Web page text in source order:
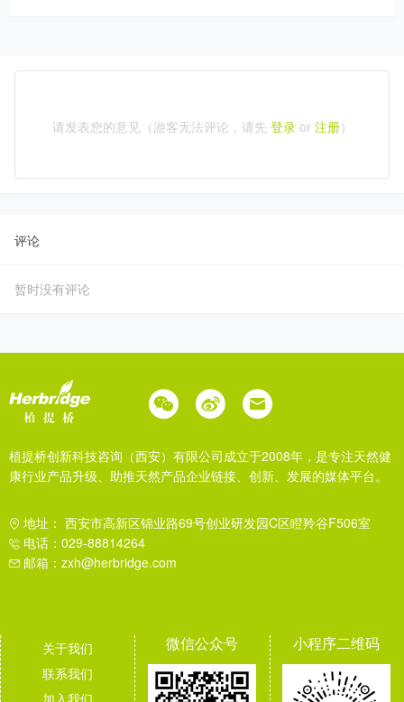
请发表您的意见（游客无法评论，请先 登录or 注册）
评论
暂时没有评论
植提桥创新科技咨询（西安）有限公司成立于2008年，是专注天然健
康行业产品升级、助推天然产品企业链接、创新、发展的媒体平台。
地址： 西安市高新区锦业路69号创业研发园C区瞪羚谷F506室
电话：029-88814264
邮箱：zxh@herbridge.com
关于我们
联系我们
微信公众号 小程序二维码